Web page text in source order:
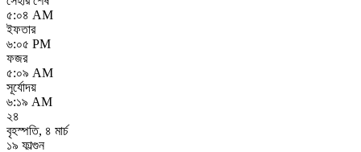
৫:০৪ AM
ইফতার
৬:০৫ PM
ফজর
৫:০৯ AM
সূর্যোদয়
৬:১৯ AM
২৪
বৃহস্পতি, ৪ মার্চ
১৯ ফাল্গুন